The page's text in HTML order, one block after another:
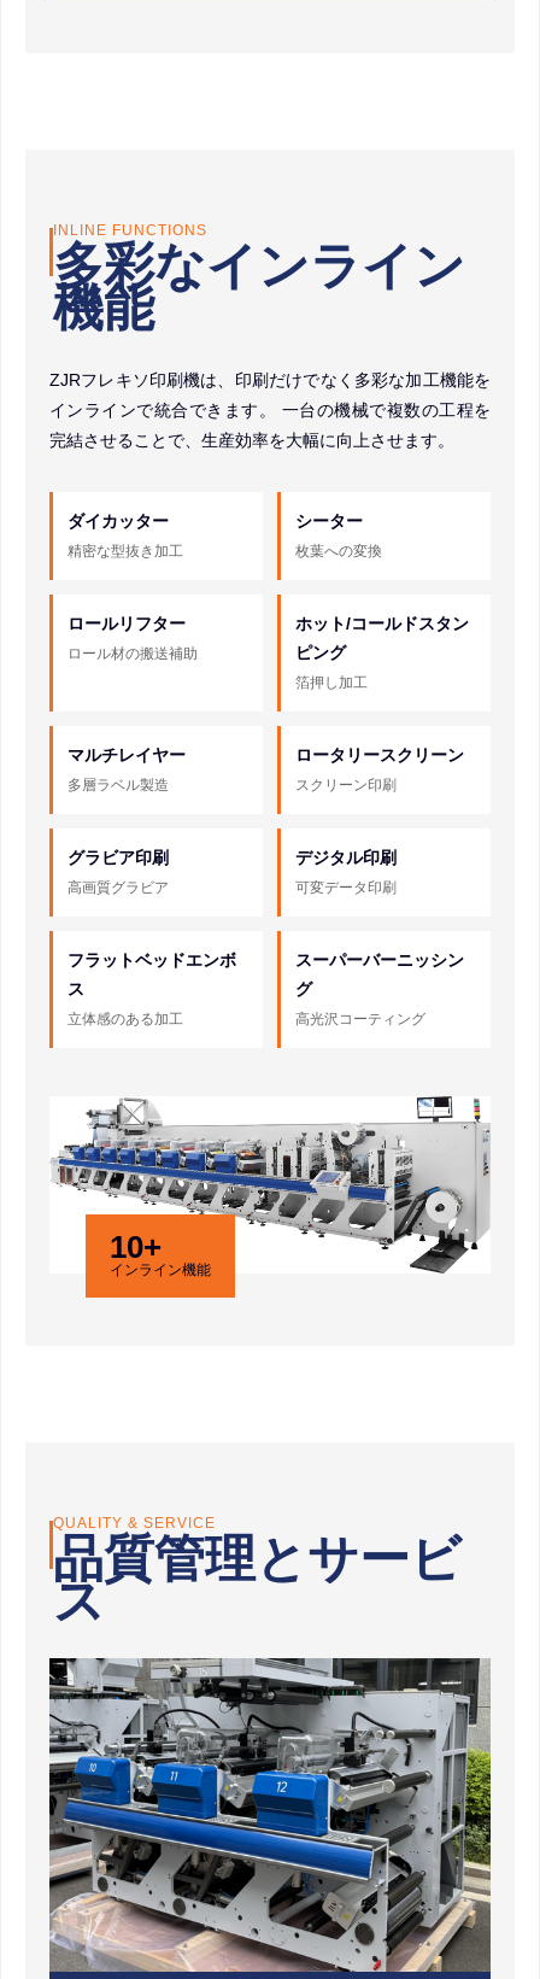
INLINE FUNCTIONS
多彩なインライン
機能
ZJRフレキソ印刷機は、印刷だけでなく多彩な加工機能を
インラインで統合できます。 一台の機械で複数の工程を
完結させることで、生産効率を大幅に向上させます。
ダイカッター
精密な型抜き加工
シーター
枚葉への変換
ロールリフター
ロール材の搬送補助
ホット/コールドスタン
ピング
箔押し加工
マルチレイヤー
多層ラベル製造
ロータリースクリーン
スクリーン印刷
グラビア印刷
高画質グラビア
デジタル印刷
可変データ印刷
フラットベッドエンボ
ス
立体感のある加工
スーパーバーニッシン
グ
高光沢コーティング
10+
インライン機能
QUALITY & SERVICE
品質管理とサービ
ス